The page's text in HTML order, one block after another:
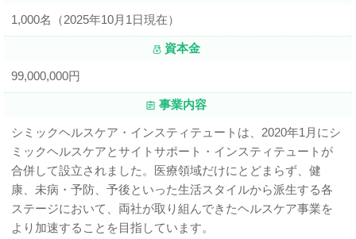
1,000名（2025年10月1日現在）
資本金
99,000,000円
事業内容
シミックヘルスケア・インスティテュートは、2020年1月にシ
ミックヘルスケアとサイトサポート・インスティテュートが
合併して設立されました。医療領域だけにとどまらず、健
康、未病・予防、予後といった生活スタイルから派生する各
ステージにおいて、両社が取り組んできたヘルスケア事業を
より加速することを目指しています。